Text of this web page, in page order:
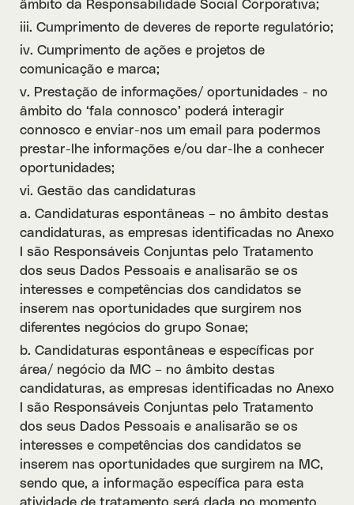
âmbito da Responsabilidade Social Corporativa;
iii. Cumprimento de deveres de reporte regulatório;
iv. Cumprimento de ações e projetos de
comunicação e marca;
v. Prestação de informações/ oportunidades - no
âmbito do ‘fala connosco’ poderá interagir
connosco e enviar-nos um email para podermos
prestar-lhe informações e/ou dar-lhe a conhecer
oportunidades;
vi. Gestão das candidaturas
a. Candidaturas espontâneas – no âmbito destas
candidaturas, as empresas identificadas no Anexo
I são Responsáveis Conjuntas pelo Tratamento
dos seus Dados Pessoais e analisarão se os
interesses e competências dos candidatos se
inserem nas oportunidades que surgirem nos
diferentes negócios do grupo Sonae;
b. Candidaturas espontâneas e específicas por
área/ negócio da MC – no âmbito destas
candidaturas, as empresas identificadas no Anexo
I são Responsáveis Conjuntas pelo Tratamento
dos seus Dados Pessoais e analisarão se os
interesses e competências dos candidatos se
inserem nas oportunidades que surgirem na MC,
sendo que, a informação específica para esta